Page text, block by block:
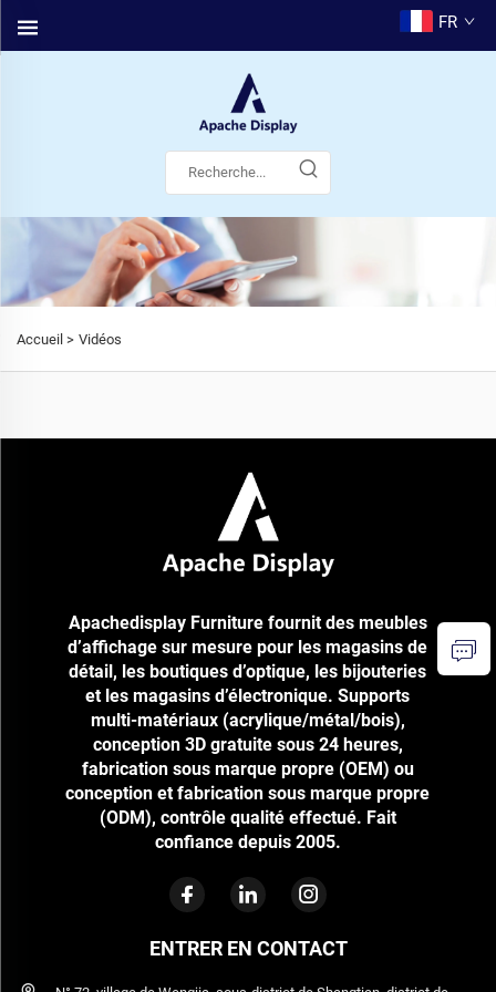
FR
Accueil > Vidéos
Apachedisplay Furniture fournit des meubles
d’affichage sur mesure pour les magasins de
détail, les boutiques d’optique, les bijouteries
et les magasins d’électronique. Supports
multi-matériaux (acrylique/métal/bois),
conception 3D gratuite sous 24 heures,
fabrication sous marque propre (OEM) ou
conception et fabrication sous marque propre
(ODM), contrôle qualité effectué. Fait
confiance depuis 2005.
ENTRER EN CONTACT